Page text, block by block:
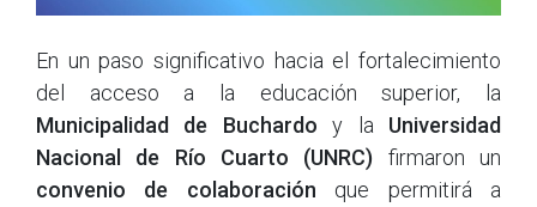
En un paso significativo hacia el fortalecimiento
del acceso a la educación superior, la
Municipalidad de Buchardo y la Universidad
Nacional de Río Cuarto (UNRC) firmaron un
convenio de colaboración que permitirá a